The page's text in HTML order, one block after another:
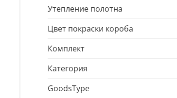
Утепление полотна
Цвет покраски короба
Комплект
Категория
GoodsType